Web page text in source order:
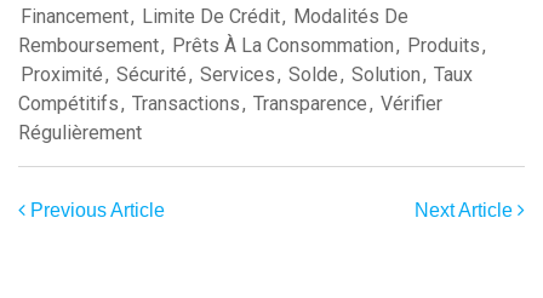
Financement, Limite De Crédit, Modalités De
Remboursement, Prêts À La Consommation, Produits,
Proximité, Sécurité, Services, Solde, Solution, Taux
Compétitifs, Transactions, Transparence, Vérifier
Régulièrement
Previous Article Next Article